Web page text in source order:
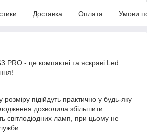
Доставка Оплата Умови
PRO - це компактні та яскраві Led
підійдуть практично у будь-яку
дозволила збільшити
світлодіодних ламп, при цьому не